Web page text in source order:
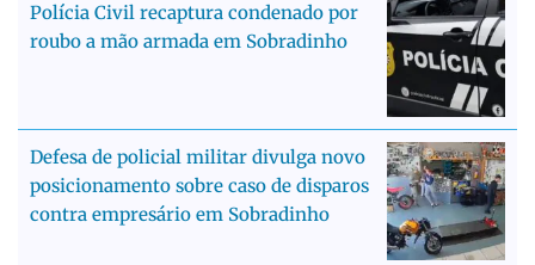
Polícia Civil recaptura condenado por
roubo a mão armada em Sobradinho
Defesa de policial militar divulga novo
posicionamento sobre caso de disparos
contra empresário em Sobradinho